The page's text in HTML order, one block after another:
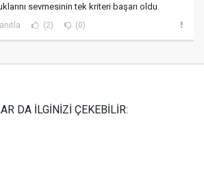
sevmesinin tek kriteri başarı oldu.
(2) (0)
DA İLGİNİZİ ÇEKEBİLİR: